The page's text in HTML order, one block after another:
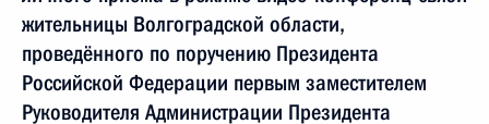
жительницы Волгоградской области,
проведённого по поручению Президента
Российской Федерации первым заместителем
Руководителя Администрации Президента